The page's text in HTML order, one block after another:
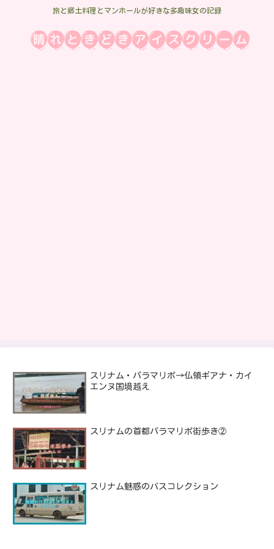
旅と郷土料理とマンホールが好きな多趣味女の記録
スリナム・パラマリボ→仏領ギアナ・カイ
エンヌ国境越え
スリナムの首都パラマリボ街歩き②
スリナム魅惑のバスコレクション